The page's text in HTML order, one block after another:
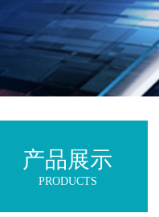
产品展示
PRODUCTS